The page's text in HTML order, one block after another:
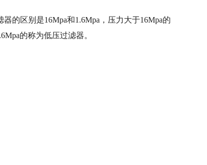
的区别是16Mpa和1.6Mpa，压力大于16Mpa的
的称为低压过滤器。